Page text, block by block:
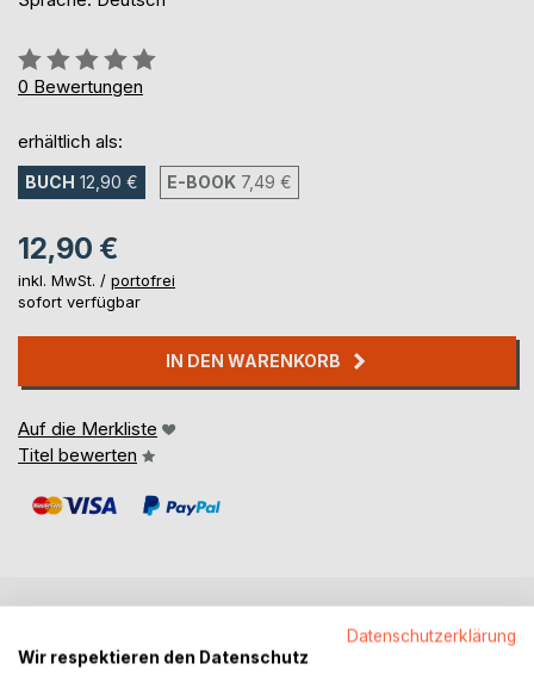
Bewertung::
0%
0 Bewertungen
erhältlich als:
BUCH 12,90 € E-BOOK 7,49 €
12,90 €
inkl. MwSt. / portofrei
sofort verfügbar
IN DEN WARENKORB
Auf die Merkliste
Titel bewerten
Datenschutzerklärung
Wir respektieren den Datenschutz